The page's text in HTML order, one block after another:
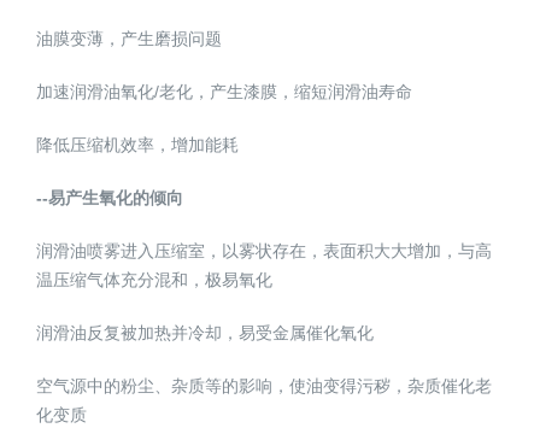
油膜变薄，产生磨损问题
加速润滑油氧化/老化，产生漆膜，缩短润滑油寿命
降低压缩机效率，增加能耗
--易产生氧化的倾向
润滑油喷雾进入压缩室，以雾状存在，表面积大大增加，与高
温压缩气体充分混和，极易氧化
润滑油反复被加热并冷却，易受金属催化氧化
空气源中的粉尘、杂质等的影响，使油变得污秽，杂质催化老
化变质